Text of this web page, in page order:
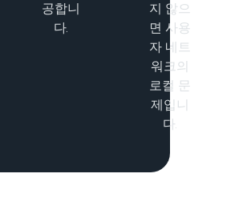
공합니
다.
지 않으
면 사용
자 네트
워크의
로컬 문
제입니
다.